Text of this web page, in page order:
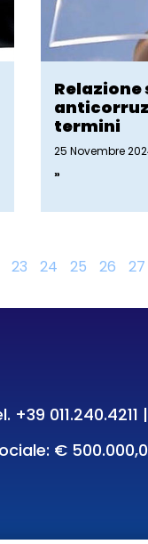
Relazione
termini
25 Novembre
»
23 24 25 26 27
+39 011.240.4211 |
€